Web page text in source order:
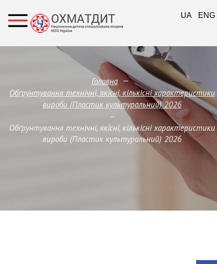
Головна —
Обґрунтування технічні, якісні, кількісні характеристики
вироби (Пластик культуральний) 2026
—
Обґрунтування технічні, якісні, кількісні характеристики
вироби (Пластик культуральний) 2026
UA ENG